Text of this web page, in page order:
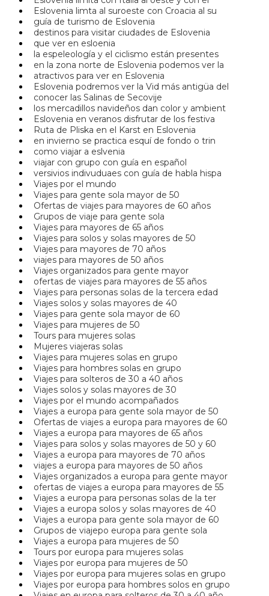
Eslovenia limta al suroeste con Croacia al su
guía de turismo de Eslovenia
destinos para visitar ciudades de Eslovenia
que ver en esloenia
la espeleología y el ciclismo están presentes
en la zona norte de Eslovenia podemos ver la
atractivos para ver en Eslovenia
Eslovenia podremos ver la Vid más antigüa del
conocer las Salinas de Secovije
los mercadillos navideños dan color y ambient
Eslovenia en veranos disfrutar de los festiva
Ruta de Pliska en el Karst en Eslovenia
en invierno se practica esquí de fondo o trin
como viajar a eslvenia
viajar con grupo con guía en español
versivios indivuduaes con guía de habla hispa
Viajes por el mundo
Viajes para gente sola mayor de 50
Ofertas de viajes para mayores de 60 años
Grupos de viaje para gente sola
Viajes para mayores de 65 años
Viajes para solos y solas mayores de 50
Viajes para mayores de 70 años
viajes para mayores de 50 años
Viajes organizados para gente mayor
ofertas de viajes para mayores de 55 años
Viajes para personas solas de la tercera edad
Viajes solos y solas mayores de 40
Viajes para gente sola mayor de 60
Viajes para mujeres de 50
Tours para mujeres solas
Mujeres viajeras solas
Viajes para mujeres solas en grupo
Viajes para hombres solas en grupo
Viajes para solteros de 30 a 40 años
Viajes solos y solas mayores de 30
Viajes por el mundo acompañados
Viajes a europa para gente sola mayor de 50
Ofertas de viajes a europa para mayores de 60
Viajes a europa para mayores de 65 años
Viajes para solos y solas mayores de 50 y 60
Viajes a europa para mayores de 70 años
viajes a europa para mayores de 50 años
Viajes organizados a europa para gente mayor
ofertas de viajes a europa para mayores de 55
Viajes a europa para personas solas de la ter
Viajes a europa solos y solas mayores de 40
Viajes a europa para gente sola mayor de 60
Grupos de viajepo europa para gente sola
Viajes a europa para mujeres de 50
Tours por europa para mujeres solas
Viajes por europa para mujeres de 50
Viajes por europa para mujeres solas en grupo
Viajes por europa para hombres solos en grupo